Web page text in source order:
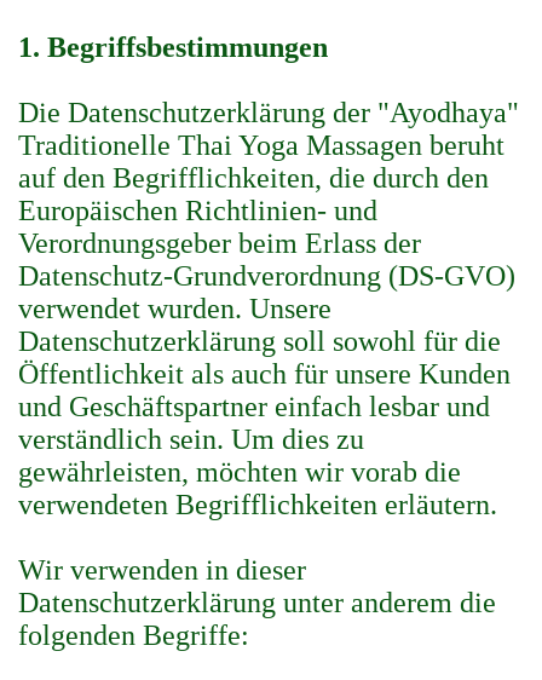
1. Begriffsbestimmungen
Die Datenschutzerklärung der "Ayodhaya"
Traditionelle Thai Yoga Massagen beruht
auf den Begrifflichkeiten, die durch den
Europäischen Richtlinien- und
Verordnungsgeber beim Erlass der
Datenschutz-Grundverordnung (DS-GVO)
verwendet wurden. Unsere
Datenschutzerklärung soll sowohl für die
Öffentlichkeit als auch für unsere Kunden
und Geschäftspartner einfach lesbar und
verständlich sein. Um dies zu
gewährleisten, möchten wir vorab die
verwendeten Begrifflichkeiten erläutern.
Wir verwenden in dieser
Datenschutzerklärung unter anderem die
folgenden Begriffe: